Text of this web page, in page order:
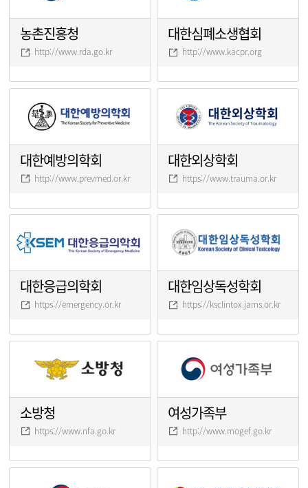
농촌진흥청
http://www.rda.go.kr
대한심폐소생협회
http://www.kacpr.org
대한예방의학회
http://www.prevmed.or.kr
대한외상학회
https://www.trauma.or.kr
대한응급의학회
https://emergency.or.kr
대한임상독성학회
https://ksclintox.jams.or.kr
소방청
https://www.nfa.go.kr
여성가족부
http://www.mogef.go.kr